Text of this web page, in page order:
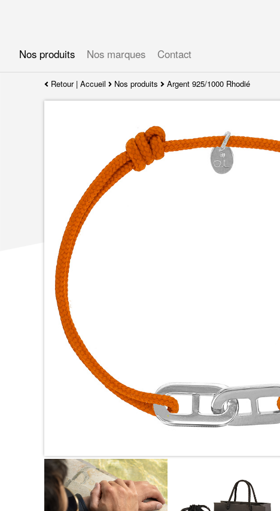
Nos produits Nos marques Contact
Retour| Accueil Nos produits Argent 925/1000 Rhodié